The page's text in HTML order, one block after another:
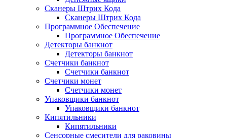
Сканеры Штрих Кода
Сканеры Штрих Кода
Программное Обеспечение
Программное Обеспечение
Детекторы банкнот
Детекторы банкнот
Счетчики банкнот
Счетчики банкнот
Счетчики монет
Счетчики монет
Упаковщики банкнот
Упаковщики банкнот
Кипятильники
Кипятильники
Сенсорные смесители для раковины